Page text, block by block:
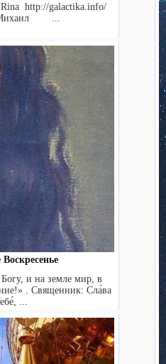
http://galactika.info/
...
и на земле мир, в
. Священник: Сла́ва
...